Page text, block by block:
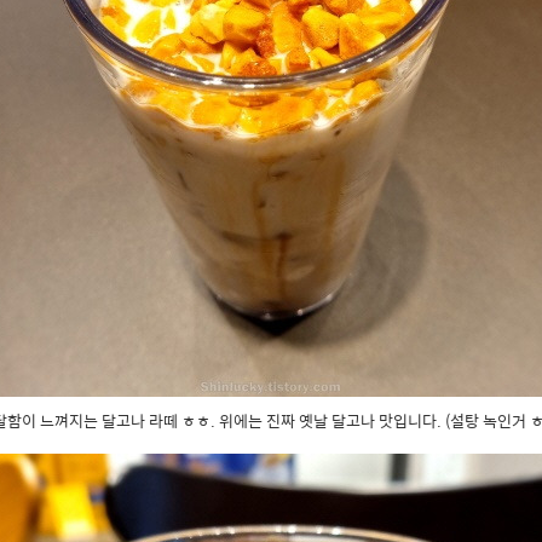
함이 느껴지는 달고나 라떼 ㅎㅎ. 위에는 진짜 옛날 달고나 맛입니다. (설탕 녹인거